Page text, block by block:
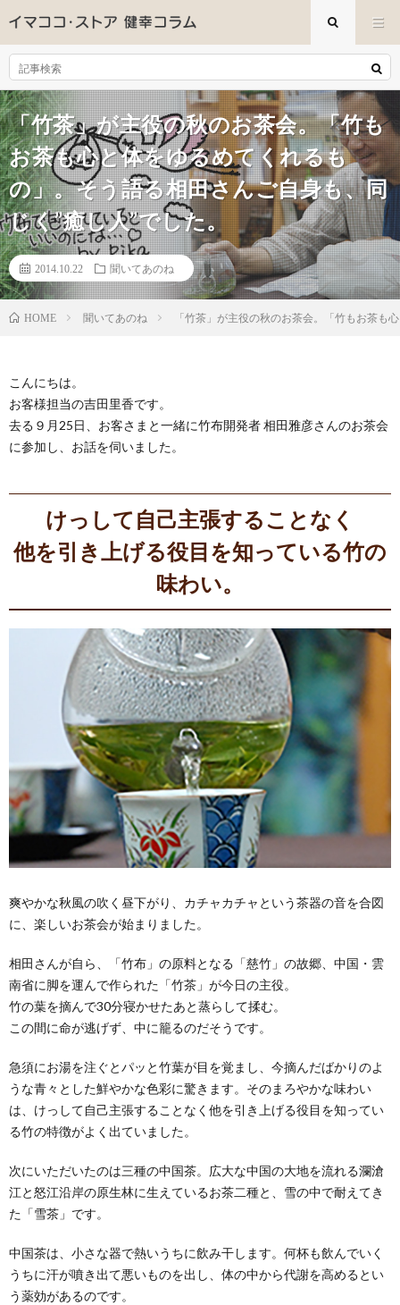
「竹茶」が主役の秋のお茶会。「竹も
お茶も心と体をゆるめてくれるも
の」。そう語る相田さんご自身も、同
じく”癒し人”でした。
2014.10.22 聞いてあのね
HOME 聞いてあのね 「竹茶」が主役の秋のお茶会。「竹もお茶
こんにちは。
お客様担当の吉田里香です。
去る９月25日、お客さまと一緒に竹布開発者 相田雅彦さんのお茶会
に参加し、お話を伺いました。
けっして自己主張することなく
他を引き上げる役目を知っている竹の
味わい。
爽やかな秋風の吹く昼下がり、カチャカチャという茶器の音を合図
に、楽しいお茶会が始まりました。
相田さんが自ら、「竹布」の原料となる「慈竹」の故郷、中国・雲
南省に脚を運んで作られた「竹茶」が今日の主役。
竹の葉を摘んで30分寝かせたあと蒸らして揉む。
この間に命が逃げず、中に籠るのだそうです。
急須にお湯を注ぐとパッと竹葉が目を覚まし、今摘んだばかりのよ
うな青々とした鮮やかな色彩に驚きます。そのまろやかな味わい
は、けっして自己主張することなく他を引き上げる役目を知ってい
る竹の特徴がよく出ていました。
次にいただいたのは三種の中国茶。広大な中国の大地を流れる瀾滄
江と怒江沿岸の原生林に生えているお茶二種と、雪の中で耐えてき
た「雪茶」です。
中国茶は、小さな器で熱いうちに飲み干します。何杯も飲んでいく
うちに汗が噴き出て悪いものを出し、体の中から代謝を高めるとい
う薬効があるのです。